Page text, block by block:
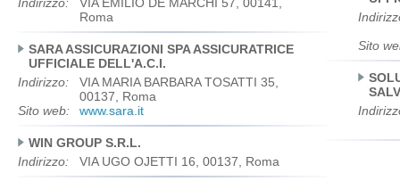
Roma
Sito
SARA ASSICURAZIONI SPA ASSICURATRICE
UFFICIALE DELL'A.C.I.
Indirizzo:
VIA MARIA BARBARA TOSATTI 35,
00137, Roma
Sito web:
www.sara.it
WIN GROUP S.R.L.
Indirizzo:
VIA UGO OJETTI 16, 00137, Roma